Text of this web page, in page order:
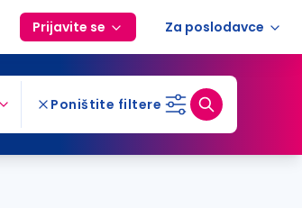
Prijavite se Za poslodavce
Poništite filtere